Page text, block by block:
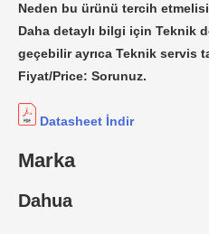
Neden bu ürünü tercih
Daha detaylı bilgi için Teknik
geçebilir ayrıca Teknik servis
Fiyat/Price: Sorunuz.
Datasheet İndir
Marka
Dahua